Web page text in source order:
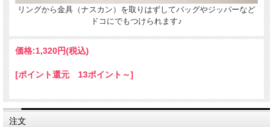
手描きで革を焦がしながら名入れをするため文字は均一なものにならず、焦げた部
分は少し凹凸ができます。あなただけの革小物に。
リングから金具（ナスカン）を取りはずしてバッグやジッパーなど
ドコにでもつけられます♪
価格:1,320円(税込)
[ポイント還元 13ポイント～]
注文